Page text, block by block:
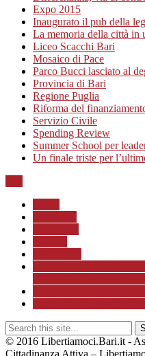
Expo 2015
Inaugurato il pub della
La memoria della città in
Liceo Scacchi Bari
Mosaico di Pace
Parco Bucci lasciato al
Provincia di Bari
Regione Puglia
Riforma del
Servizio Civile
Spending Review
Summer School per
Un finale triste per
© 2016 Libertiamoci.Bari.it -
Cittadinanza Attiva –